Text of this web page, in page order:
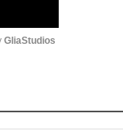
GliaStudios